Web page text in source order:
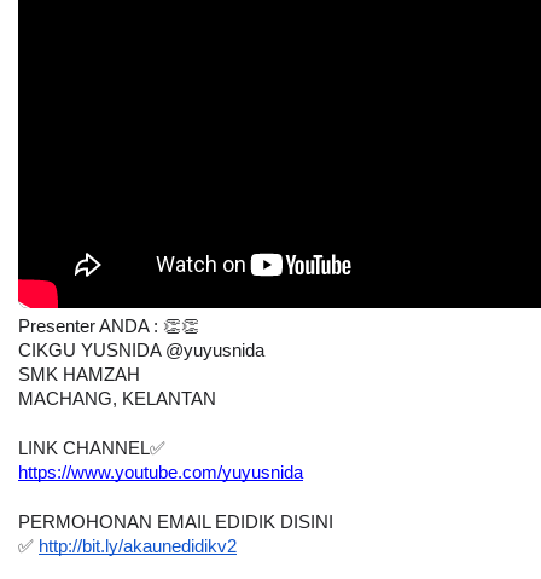
Presenter ANDA : 👏👏
CIKGU YUSNIDA @yuyusnida
SMK HAMZAH
MACHANG, KELANTAN
LINK CHANNEL✅
https://www.youtube.com/yuyusnida
PERMOHONAN EMAIL EDIDIK DISINI
✅ http://bit.ly/akaunedidikv2